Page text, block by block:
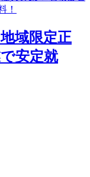
域限定正
安定就